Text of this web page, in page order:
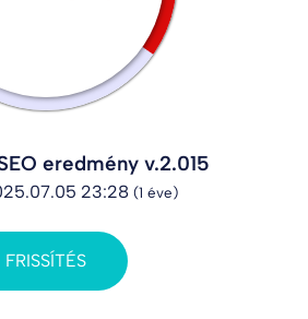
eredmény v.2.015
23:28(1 éve)
FRISSÍTÉS